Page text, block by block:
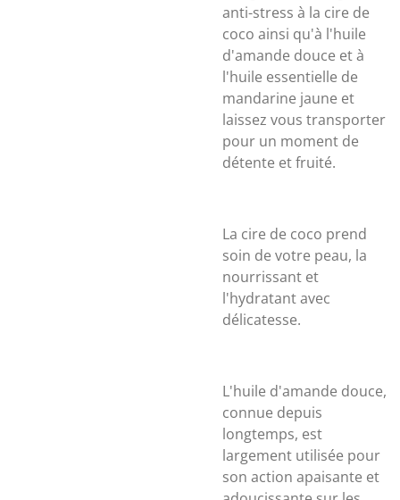
anti-stress à la cire de
coco ainsi qu'à l'huile
d'amande douce et à
l'huile essentielle de
mandarine jaune et
laissez vous transporter
pour un moment de
détente et fruité.
La cire de coco prend
soin de votre peau, la
nourrissant et
l'hydratant avec
délicatesse.
L'huile d'amande douce,
connue depuis
longtemps, est
largement utilisée pour
son action apaisante et